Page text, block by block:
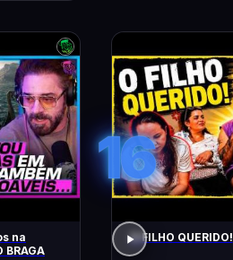
na
BRAGA
16
O FILHO QUERIDO!